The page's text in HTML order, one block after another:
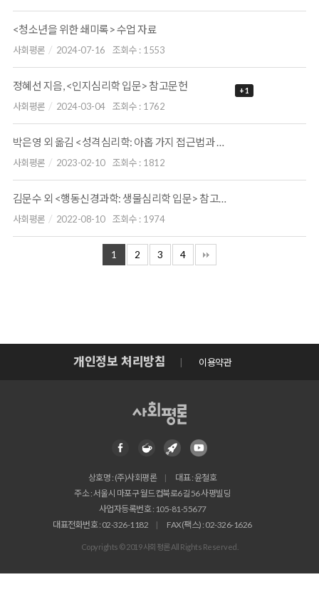
<청소년을 위한 쇄미록> 수업 자료
사회평론 2024-07-16 조회수 : 1553
정혜선 지음, <인지심리학 입문> 참고문헌 + 1
사회평론 2024-03-04 조회수 : 1762
박은영 외 옮김 <성격심리학: 아홉 가지 접근법과 현대적 고찰> 참고문헌
사회평론 2023-02-10 조회수 : 1812
김문수 외 <행동신경과학: 생물심리학 입문> 참고문헌
사회평론 2022-08-10 조회수 : 1974
1 2 3 4
개인정보 처리방침 이용약관
상호명 : (주)사회평론
대표 : 윤철호
주소 : 서울시 마포구 월드컵북로6길 56 사평빌딩
사업자등록번호 : 105-81-55677
대표전화번호 : 02-326-1182
FAX(팩스) : 02-326-1626
Copyrights © 2019 사회평론 All Rights Reserved.